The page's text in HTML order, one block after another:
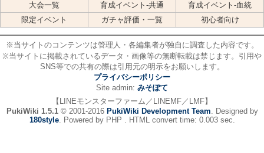
大会一覧
育成イベント-共通
育成イベント-血統
限定イベント
ガチャ評価・一覧 初心者向け
※当サイトのコンテンツは管理人・各編集者が独自に調査した内容です。
※当サイトに掲載されているデータ・画像等の無断転載は禁じます。引用や
SNS等での共有の際は引用元の明示をお願いします。
プライバシーポリシー
Site admin: みそぽて
【LINEモンスターファーム／LINEMF／LMF】
PukiWiki 1.5.1© 2001-2016 PukiWiki Development Team . Designed by
180style. Powered by PHP . HTML convert time: 0.003 sec.